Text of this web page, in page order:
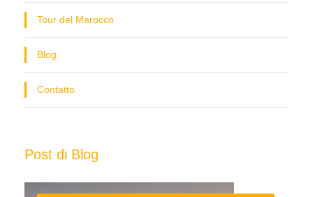
Tour del Marocco
Blog
Contatto
Post di Blog